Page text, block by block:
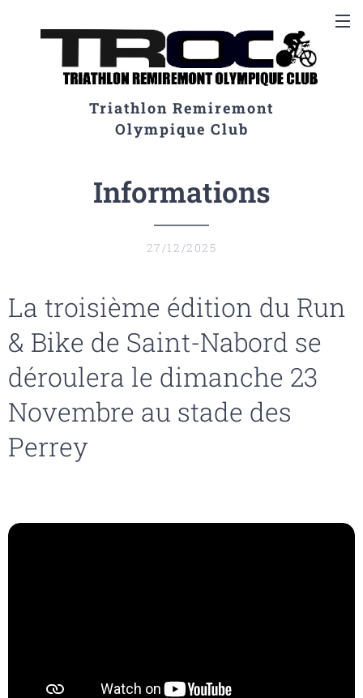
Triathlon Remiremont
Olympique Club
Informations
27/12/2025
La troisième édition du Run
& Bike de Saint-Nabord se
déroulera le dimanche 23
Novembre au stade des
Perrey